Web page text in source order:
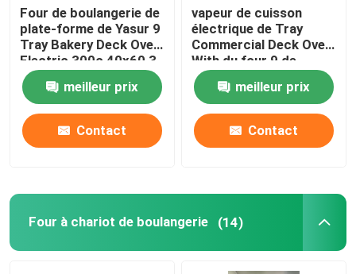
Four de boulangerie de
plate-forme de Yasur 9
Tray Bakery Deck Oven
Electric 300c 40x60 3
meilleur prix
Contact
vapeur de cuisson
électrique de Tray
Commercial Deck Oven
With du four 9 de
plate-forme de 16.5kw
18x26 3meilleur prix
Contact
Four à chariot de boulangerie (14)